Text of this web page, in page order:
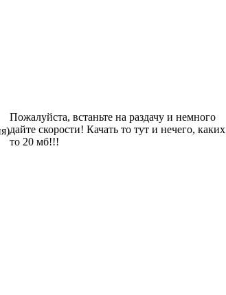
Пожалуйста, встаньте на раздачу и немного
дайте скорости! Качать то тут и нечего, каких
то 20 мб!!!